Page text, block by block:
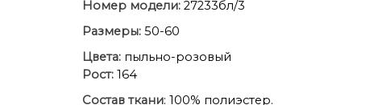
Номер модели: 27233бл/3
Размеры: 50-60
Цвета: пыльно-розовый
Рост: 164
Состав ткани: 100% полиэстер.